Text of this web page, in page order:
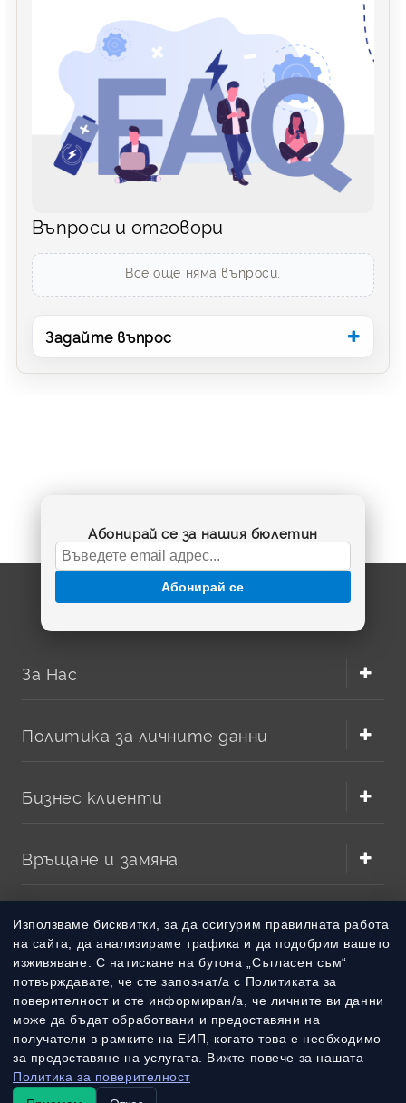
Използваме бисквитки, за да осигурим правилната работа
на сайта, да анализираме трафика и да подобрим вашето
изживяване. С натискане на бутона „Съгласен съм“
потвърждавате, че сте запознат/а с Политиката за
поверителност и сте информиран/а, че личните ви данни
може да бъдат обработвани и предоставяни на
получатели в рамките на ЕИП, когато това е необходимо
за предоставяне на услугата. Вижте повече за нашата
Политика за поверителност
Въпроси и отговори
Все още няма въпроси.
Задайте въпрос
Абонирай се за нашия бюлетин
Абонирай се
За Нас
Политика за личните данни
Бизнес клиенти
Връщане и замяна
Методи на плащане
Методи на доставка